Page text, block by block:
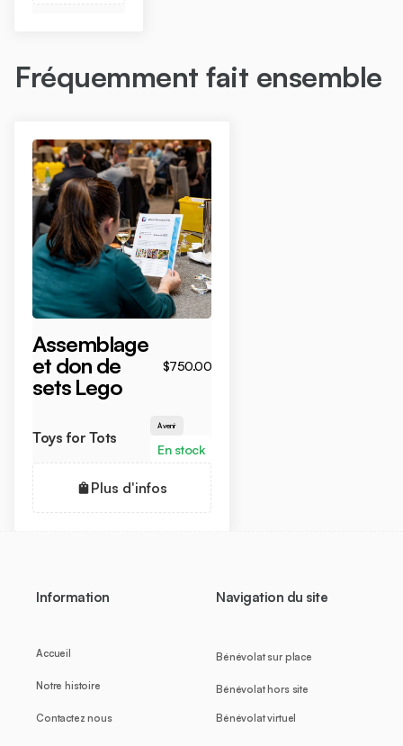
Fréquemment fait ensemble
Assemblage
et don de
sets Lego
$750.00
Toys for Tots
À venir
En stock
Plus d'infos
Navigation du site
Information
Accueil Bénévolat sur place
Notre histoire
Contactez nous
Bénévolat hors site
Bénévolat virtuel